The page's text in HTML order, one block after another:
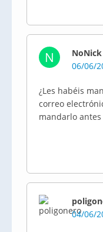
N
NoNick
06/06/
¿Les habéis
correo
mandarlo
04/06/